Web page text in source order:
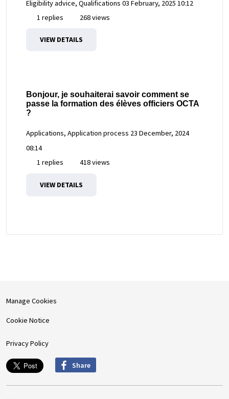
Eligibility advice, Qualifications 03 February, 2025 10:12
1 replies
268 views
VIEW DETAILS
Bonjour, je souhaiterai savoir comment se
passe la formation des élèves officiers OCTA
?
Applications, Application process 23 December, 2024
08:14
1 replies
418 views
VIEW DETAILS
Manage Cookies
Cookie Notice
Privacy Policy
Share